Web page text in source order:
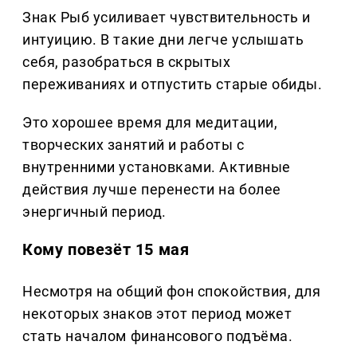
Знак Рыб усиливает чувствительность и
интуицию. В такие дни легче услышать
себя, разобраться в скрытых
переживаниях и отпустить старые обиды.
Это хорошее время для медитации,
творческих занятий и работы с
внутренними установками. Активные
действия лучше перенести на более
энергичный период.
Кому повезёт 15 мая
Несмотря на общий фон спокойствия, для
некоторых знаков этот период может
стать началом финансового подъёма.